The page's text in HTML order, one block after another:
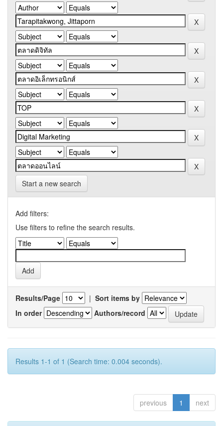
Start a new search
Add filters:
Use filters to refine the search results.
Results/Page | Sort items by
In order
Authors/record
Results 1-1 of 1 (Search time: 0.004 seconds).
previous 1 next